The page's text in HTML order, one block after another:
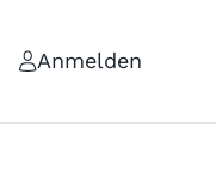
Anmelden